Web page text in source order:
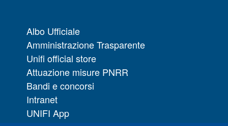
Albo Ufficiale
Amministrazione Trasparente
Unifi official store
Attuazione misure PNRR
Bandi e concorsi
Intranet
UNIFI App